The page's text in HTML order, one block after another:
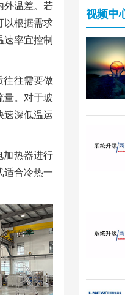
外温差。若
以根据需求
率宜控制
往往需要做
量。对于玻
速深低温运
加热器进行
适合冷热一
视频中